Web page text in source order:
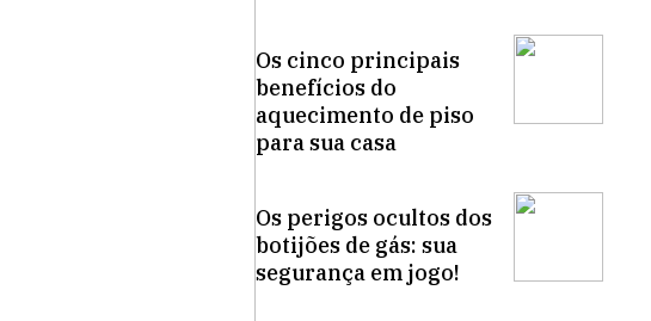
Os cinco principais
benefícios do
aquecimento de piso
para sua casa
Os perigos ocultos dos
botijões de gás: sua
segurança em jogo!